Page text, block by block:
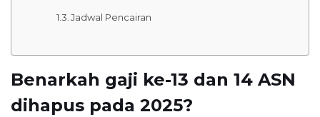
Jadwal Pencairan
Benarkah gaji ke-13 dan 14 ASN
dihapus pada 2025?